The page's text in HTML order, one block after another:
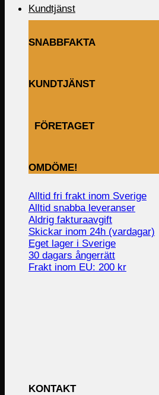
Kundtjänst
SNABBFAKTA
KUNDTJÄNST
FÖRETAGET
OMDÖME!
Alltid fri frakt inom Sverige
Alltid snabba leveranser
Aldrig fakturaavgift
Skickar inom 24h (vardagar)
Eget lager i Sverige
30 dagars ångerrätt
Frakt inom EU: 200 kr
KONTAKT